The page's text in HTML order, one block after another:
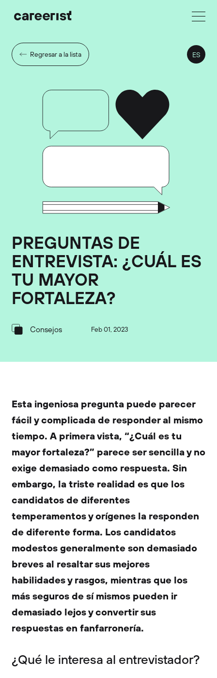
Regresar a la lista ES
PREGUNTAS DE
ENTREVISTA: ¿CUÁL ES
TU MAYOR
FORTALEZA?
Consejos Feb 01, 2023
Esta ingeniosa pregunta puede parecer
fácil y complicada de responder al mismo
tiempo. A primera vista, “¿Cuál es tu
mayor fortaleza?” parece ser sencilla y no
exige demasiado como respuesta. Sin
embargo, la triste realidad es que los
candidatos de diferentes
temperamentos y orígenes la responden
de diferente forma. Los candidatos
modestos generalmente son demasiado
breves al resaltar sus mejores
habilidades y rasgos, mientras que los
más seguros de sí mismos pueden ir
demasiado lejos y convertir sus
respuestas en fanfarronería.
¿Qué le interesa al entrevistador?